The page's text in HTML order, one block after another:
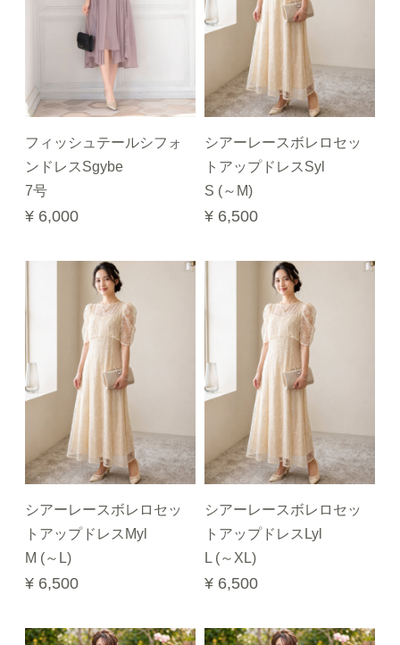
フィッシュテールシフォ
ンドレスSgybe
7号
¥ 6,000
シアーレースボレロセッ
トアップドレスSyl
S (～M)
¥ 6,500
シアーレースボレロセッ
トアップドレスMyl
M (～L)
¥ 6,500
シアーレースボレロセッ
トアップドレスLyl
L (～XL)
¥ 6,500